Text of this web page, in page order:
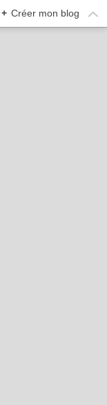
+ Créer mon blog